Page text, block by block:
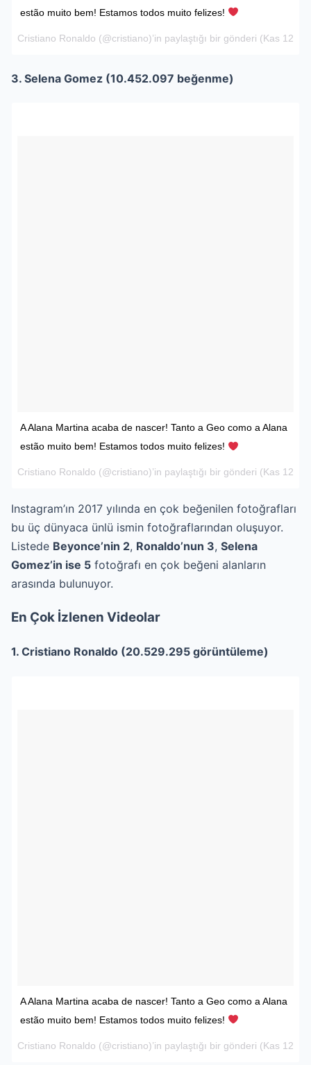
estão muito bem! Estamos todos muito felizes!
Cristiano Ronaldo (@cristiano)’in paylaştığı bir gönderi (Kas 12,
3. Selena Gomez (10.452.097 beğenme)
A Alana Martina acaba de nascer! Tanto a Geo como a Alana
estão muito bem! Estamos todos muito felizes!
Cristiano Ronaldo (@cristiano)’in paylaştığı bir gönderi (Kas 12,
Instagram’ın 2017 yılında en çok beğenilen fotoğrafları
bu üç dünyaca ünlü ismin fotoğraflarından oluşuyor.
Listede Beyonce’nin 2, Ronaldo’nun 3, Selena
Gomez’in ise 5 fotoğrafı en çok beğeni alanların
arasında bulunuyor.
En Çok İzlenen Videolar
1. Cristiano Ronaldo (20.529.295 görüntüleme)
A Alana Martina acaba de nascer! Tanto a Geo como a Alana
estão muito bem! Estamos todos muito felizes!
Cristiano Ronaldo (@cristiano)’in paylaştığı bir gönderi (Kas 12,